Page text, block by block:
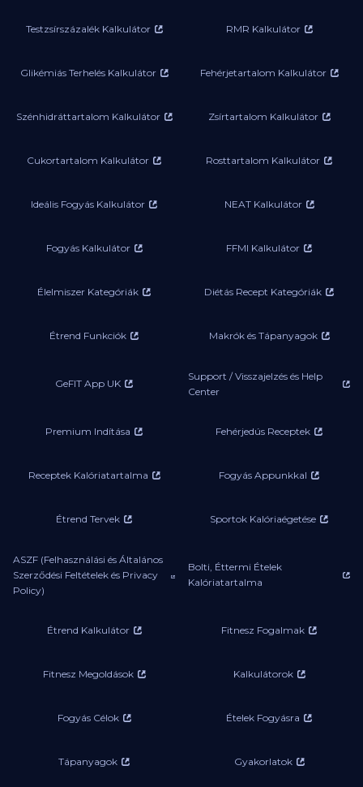
Testzsírszázalék Kalkulátor RMR Kalkulátor
Glikémiás Terhelés Kalkulátor Fehérjetartalom Kalkulátor
Szénhidráttartalom Kalkulátor Zsírtartalom Kalkulátor
Cukortartalom Kalkulátor Rosttartalom Kalkulátor
Ideális Fogyás Kalkulátor NEAT Kalkulátor
Fogyás Kalkulátor FFMI Kalkulátor
Élelmiszer Kategóriák Diétás Recept Kategóriák
Étrend Funkciók Makrók és Tápanyagok
GeFIT App UK
Support / Visszajelzés és Help
Center
Premium Indítása Fehérjedús Receptek
Receptek Kalóriatartalma Fogyás Appunkkal
Étrend Tervek Sportok Kalóriaégetése
ASZF (Felhasználási és Általános
Szerződési Feltételek és Privacy
Policy)
Bolti, Éttermi Ételek
Kalóriatartalma
Étrend Kalkulátor Fitnesz Fogalmak
Fitnesz Megoldások Kalkulátorok
Fogyás Célok Ételek Fogyásra
Tápanyagok Gyakorlatok